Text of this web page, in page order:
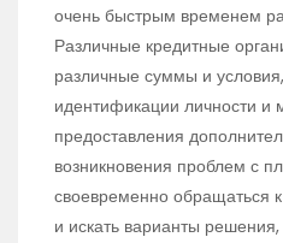
очень быстрым временем
Различные кредитные
различные суммы и
идентификации личности и
предоставления
возникновения проблем с
своевременно обращаться
и искать варианты